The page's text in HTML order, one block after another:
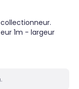
1m - largeur